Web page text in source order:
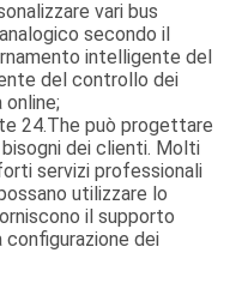
vari bus
secondo il
intelligente del
del controllo dei
24.The può progettare
dei clienti. Molti
servizi professionali
utilizzare lo
il supporto
dei